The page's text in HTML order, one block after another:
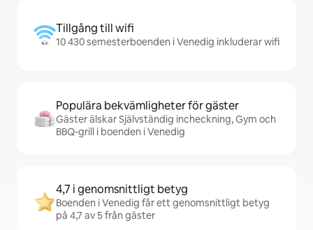
Tillgång till wifi
10 430 semesterboenden i Venedig inkluderar wifi
Populära bekvämligheter för gäster
Gäster älskar Självständig incheckning, Gym och
BBQ-grill i boenden i Venedig
4,7 i genomsnittligt betyg
Boenden i Venedig får ett genomsnittligt betyg
på 4,7 av 5 från gäster